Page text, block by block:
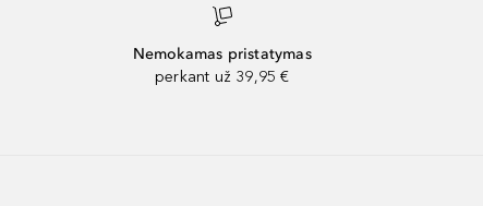
Nemokamas pristatymas
perkant už 39,95 €